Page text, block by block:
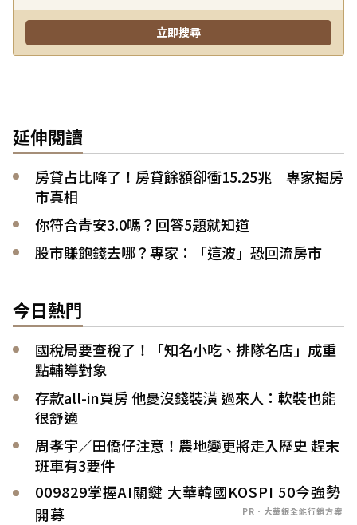
延伸閱讀
房貸占比降了！房貸餘額卻衝15.25兆 專家揭房
市真相
你符合青安3.0嗎？回答5題就知道
股市賺飽錢去哪？專家：「這波」恐回流房市
今日熱門
國稅局要查稅了！「知名小吃、排隊名店」成重
點輔導對象
存款all-in買房 他憂沒錢裝潢 過來人：軟裝也能
很舒適
周孝宇／田僑仔注意！農地變更將走入歷史 趕末
班車有3要件
009829掌握AI關鍵 大華韓國KOSPI 50今強勢
開募
PR．大華銀全能行銷方案